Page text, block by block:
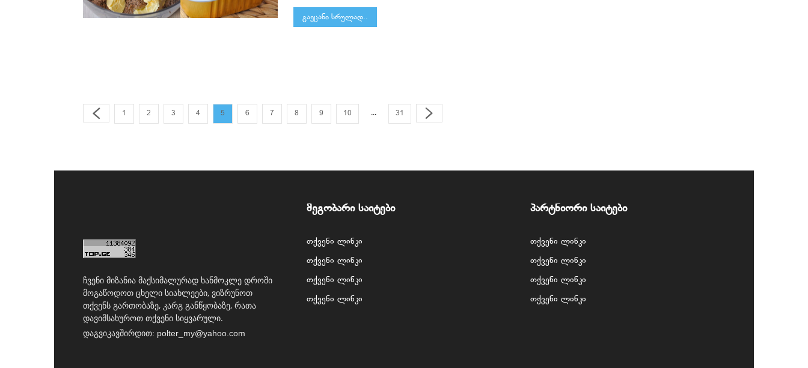
გაეცანი სრულად..
1 2 3 4 5 6 7 8 9 10 ... 31
ჩვენი მიზანია მაქსიმალურად ხანმოკლე დროში
მოგაწოდოთ ცხელი სიახლეები, ვიზრუნოთ
თქვენს გართობაზე, კარგ განწყობაზე, რათა
დავიმსახუროთ თქვენი სიყვარული.
დაგვიკავშირდით: polter_my@yahoo.com
მეგობარი საიტები
თქვენი ლინკი
თქვენი ლინკი
თქვენი ლინკი
თქვენი ლინკი
პარტნიორი საიტები
თქვენი ლინკი
თქვენი ლინკი
თქვენი ლინკი
თქვენი ლინკი